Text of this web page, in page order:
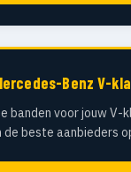
Benz V-
banden voor jouw V-
beste aanbieders